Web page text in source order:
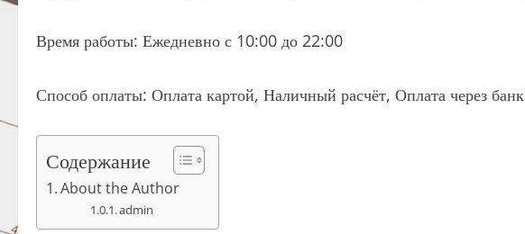
Время работы: Ежедневно с 10:00 до 22:00
Способ оплаты: Оплата картой, Наличный расчёт, Оплата через банк
Содержание
About the Author
admin